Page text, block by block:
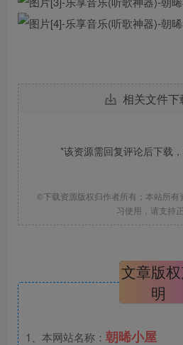
相关文件下
*该资源需回复评论后下载
©下载资源版权归作者所有；本站所有
习使用，请支持
文章版
明
1、本网站名称： 朝晞小屋